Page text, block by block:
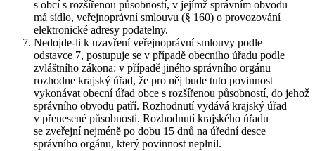
s obcí s rozšířenou působností, v jejímž správním obvodu
má sídlo, veřejnoprávní smlouvu (§ 160) o provozování
elektronické adresy podatelny.
Nedojde-li k uzavření veřejnoprávní smlouvy podle
odstavce 7, postupuje se v případě obecního úřadu podle
zvláštního zákona: v případě jiného správního orgánu
rozhodne krajský úřad, že pro něj bude tuto povinnost
vykonávat obecní úřad obce s rozšířenou působností, do jehož
správního obvodu patří. Rozhodnutí vydává krajský úřad
v přenesené působnosti. Rozhodnutí krajského úřadu
se zveřejní nejméně po dobu 15 dnů na úřední desce
správního orgánu, který povinnost neplnil.